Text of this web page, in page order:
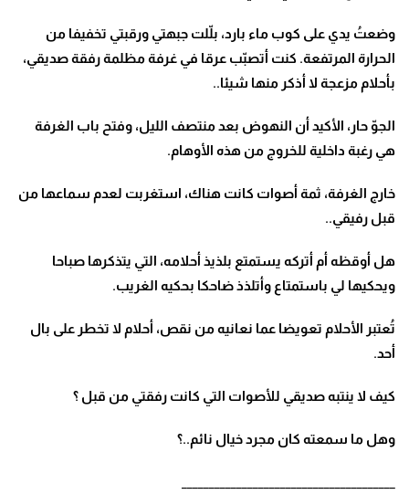
وضعتُ يدي على كوب ماء بارد، بلّلت جبهتي ورقبتي تخفيفا من
الحرارة المرتفعة. كنت أتصبّب عرقا في غرفة مظلمة رفقة صديقي،
بأحلام مزعجة لا أذكر منها شيئا..
الجوّ حار، الأكيد أن النهوض بعد منتصف الليل، وفتح باب الغرفة
هي رغبة داخلية للخروج من هذه الأوهام.
خارج الغرفة، ثمة أصوات كانت هناك، استغربت لعدم سماعها من
قبل رفيقي..
هل أوقظه أم أتركه يستمتع بلذيذ أحلامه، التي يتذكرها صباحا
ويحكيها لي باستمتاع وأتلذذ ضاحكا بحكيه الغريب.
تُعتبر الأحلام تعويضا عما نعانيه من نقص، أحلام لا تخطر على بال
أحد.
كيف لا ينتبه صديقي للأصوات التي كانت رفقتي من قبل ؟
وهل ما سمعته كان مجرد خيال نائم..؟